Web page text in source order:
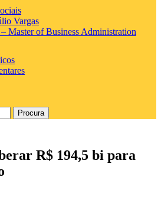
Vargas
Master of Business Administration
Procura
R$ 194,5 bi para